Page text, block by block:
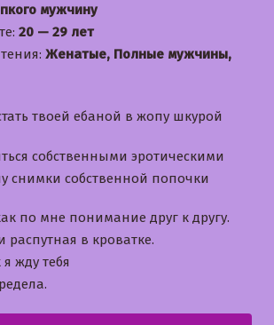
мужчину
20 — 29 лет
Женатые, Полные мужчины,
твоей ебаной в жопу шкурой
собственными эротическими
снимки собственной попочки
по мне понимание друг к другу.
в кроватке.
жду тебя